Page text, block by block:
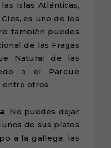
Islas Atlánticas,
es uno de los
también puedes
de las Fragas
Natural de las
o el Parque
entre otros.
: No puedes dejar
de sus platos
a la gallega, las